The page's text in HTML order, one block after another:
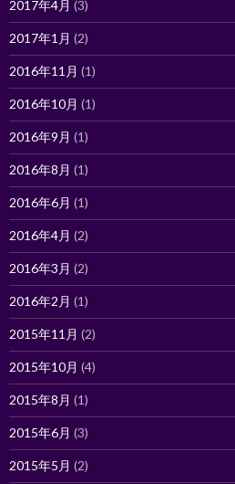
2017年4月 (3)
2017年1月 (2)
2016年11月 (1)
2016年10月 (1)
2016年9月 (1)
2016年8月 (1)
2016年6月 (1)
2016年4月 (2)
2016年3月 (2)
2016年2月 (1)
2015年11月 (2)
2015年10月 (4)
2015年8月 (1)
2015年6月 (3)
2015年5月 (2)